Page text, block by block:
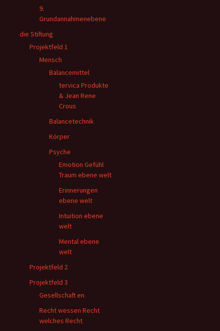
9.
Grundannahmenebene
die Stiftung
Projektfeld 1
Mensch
Balancemittel
tervica Produkte
& Jean Rene
Crous
Balancetechnik
Körper
Psyche
Emotion Gefühl
Traum ebene welt
Erinnerungen
ebene welt
Intuition ebene
welt
Mental ebene
welt
Projektfeld 2
Projektfeld 3
Gesellschaft en
Recht wessen Recht
welches Recht